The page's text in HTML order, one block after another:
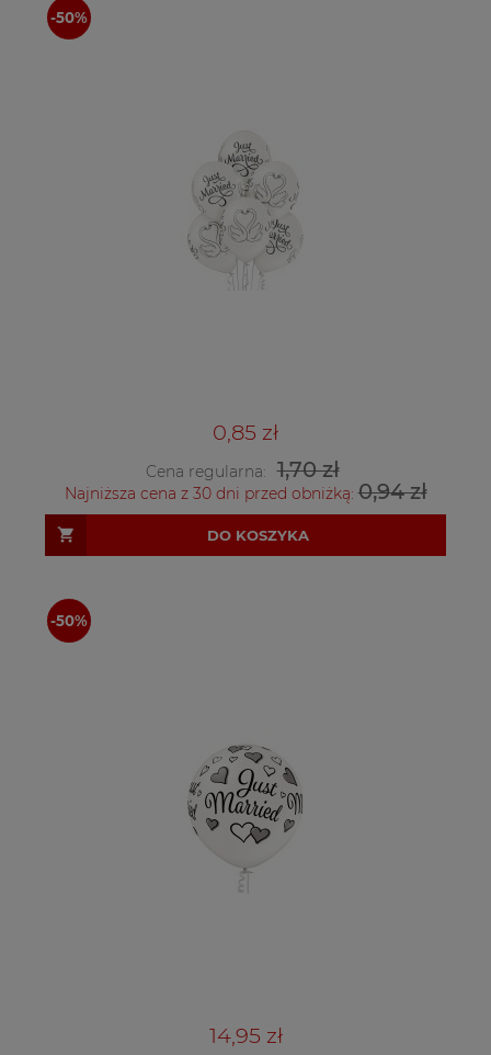
0,85 zł
Cena regularna: 1,70 zł
Najniższa cena z 30 dni przed obniżką:0,94 zł
DO KOSZYKA
14,95 zł